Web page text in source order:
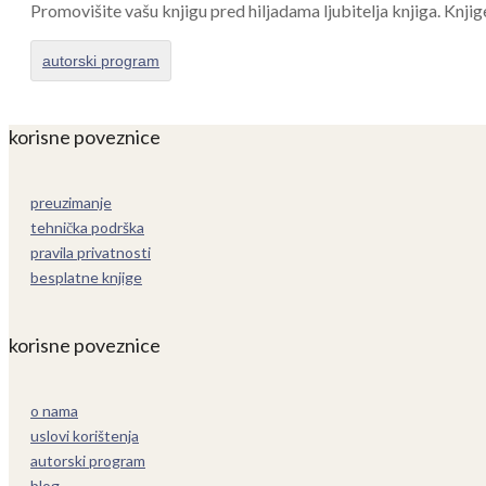
Promovišite vašu knjigu pred hiljadama ljubitelja knjiga.
autorski program
korisne poveznice
preuzimanje
tehnička podrška
pravila privatnosti
besplatne knjige
korisne poveznice
o nama
uslovi korištenja
autorski program